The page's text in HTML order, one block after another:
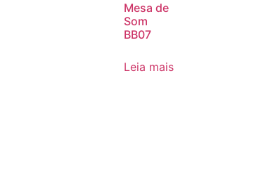
Mesa de
Som
BB07
Leia mais